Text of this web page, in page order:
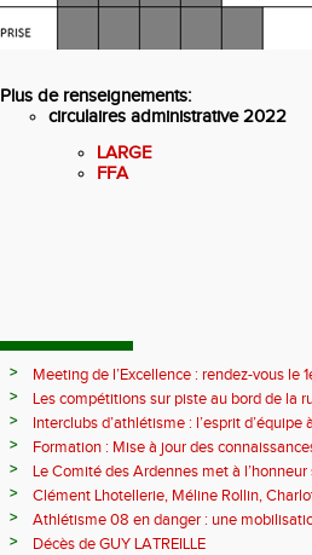
Plus de renseignements:
circulaires administrative 2022
LARGE
FFA
>
Meeting de l’Excellence : rendez-vous le
>
Les compétitions sur piste au bord de la
>
Interclubs d’athlétisme : l’esprit d’équipe
rempart contre la sédentarité des jeunes
>
Formation : Mise à jour des
M372)
>
Le Comité des Ardennes met à
>
Clément Lhotellerie, Méline Rollin,
prolifique pour les coureurs ardennais
>
Athlétisme 08 en danger : une
>
Décès de GUY LATREILLE